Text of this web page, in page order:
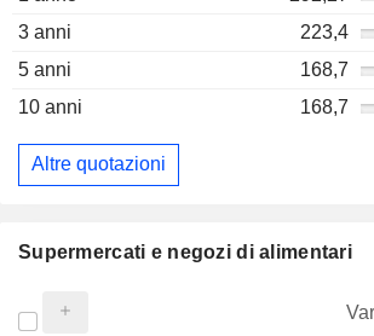
3 anni
223,4
5 anni
168,7
10 anni
168,7
Altre quotazioni
Supermercati e negozi di alimentari